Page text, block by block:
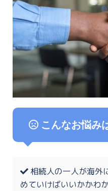
こんなお悩み
相続人の一人が海外
めていけばいいかかわか